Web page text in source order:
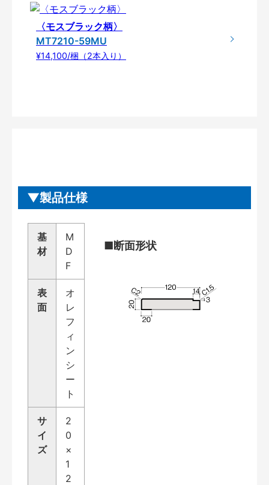
〈モスブラック柄〉
MT7210-59MU
¥14,100/梱（2本入り）
製品仕様
基
材
M
D
F
表
面
オ
レ
フ
ィ
ン
シ
ー
ト
サ
イ
ズ
2
0
×
1
2
■断面形状